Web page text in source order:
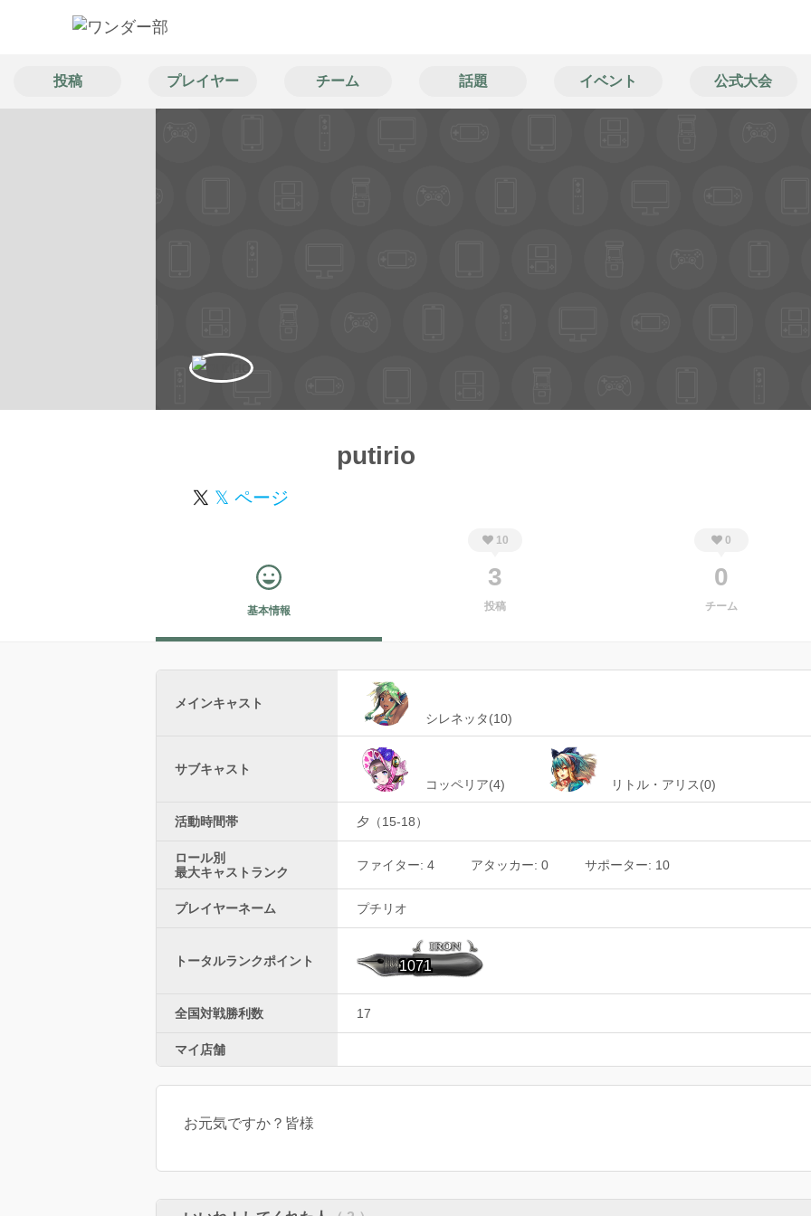
投稿 プレイヤー チーム 話題 イベント 公式大会
putirio
𝕏 ページ
基本情報
10
3
投稿
0
0
チーム
メインキャスト
シレネッタ(10)
サブキャスト
コッペリア(4)
リトル・アリス(0)
活動時間帯 夕（15-18）
ロール別
最大キャストランク
ファイター: 4 アタッカー: 0 サポーター: 10
プレイヤーネーム プチリオ
トータルランクポイント 1071
全国対戦勝利数 17
マイ店舗
お元気ですか？皆様